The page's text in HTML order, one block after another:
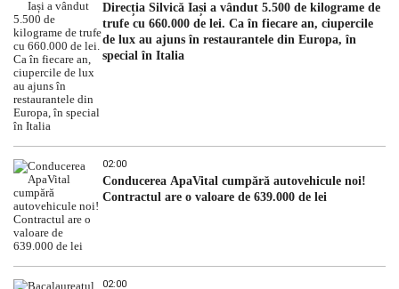
Direcția Silvică Iași a vândut 5.500 de kilograme de
trufe cu 660.000 de lei. Ca în fiecare an, ciupercile
de lux au ajuns în restaurantele din Europa, în
special în Italia
02:00
Conducerea ApaVital cumpără autovehicule noi!
Contractul are o valoare de 639.000 de lei
02:00